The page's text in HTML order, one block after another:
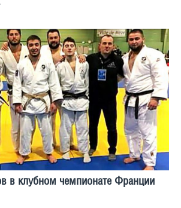
в клубном чемпионате Франции